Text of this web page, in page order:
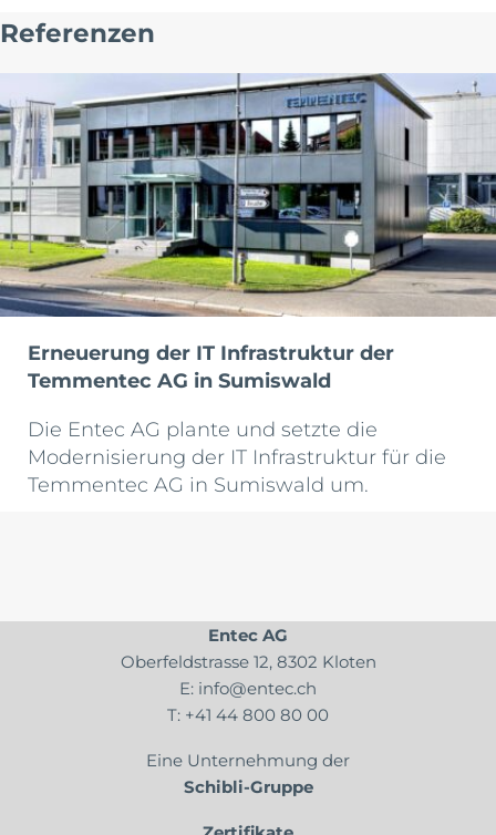
Referenzen
Erneuerung der IT Infrastruktur der
Temmentec AG in Sumiswald
Die Entec AG plante und setzte die
Modernisierung der IT Infrastruktur für die
Temmentec AG in Sumiswald um.
Entec AG
Oberfeldstrasse 12, 8302 Kloten
E: info@entec.ch
T: +41 44 800 80 00
Eine Unternehmung der
Schibli-Gruppe